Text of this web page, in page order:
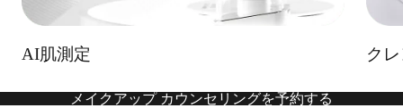
AI肌測定 ク
メイクアップ カウンセリングを予約する